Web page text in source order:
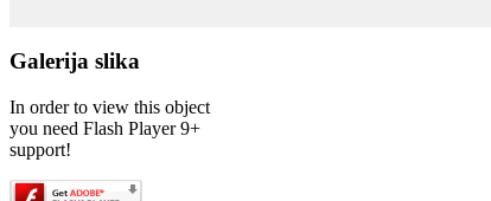
Galerija slika
In order to view this object
you need Flash Player 9+
support!